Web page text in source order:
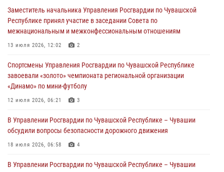
мировой войне 1914-1918 годов
01 августа 2026, 07:19
В Ядрине сотрудники Росгвардии задержали подозреваемого в
01 августа 2026, 06:12
1 августа – День дежурной службы войск национальной гвардии
Российской Федерации
Директор Росгвардии Герой России генерал армии Виктор Золотов
поздравил специалистов подразделений тыла с профессиональным
01 августа 2026, 00:01
Заместитель начальника Управления Росгвардии по Чувашской
Республике принял участие в заседании Совета по
межнациональным и межконфессиональным отношениям
13 июля 2026, 12:02 2
Спортсмены Управления Росгвардии по Чувашской Республике
завоевали «золото» чемпионата региональной организации
«Динамо» по мини-футболу
12 июля 2026, 06:21 3
В Управлении Росгвардии по Чувашской Республике – Чувашии
обсудили вопросы безопасности дорожного движения
18 июля 2026, 06:58 4
В Управлении Росгвардии по Чувашской Республике – Чувашии